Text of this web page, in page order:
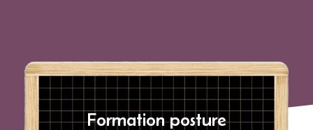
Formation posture